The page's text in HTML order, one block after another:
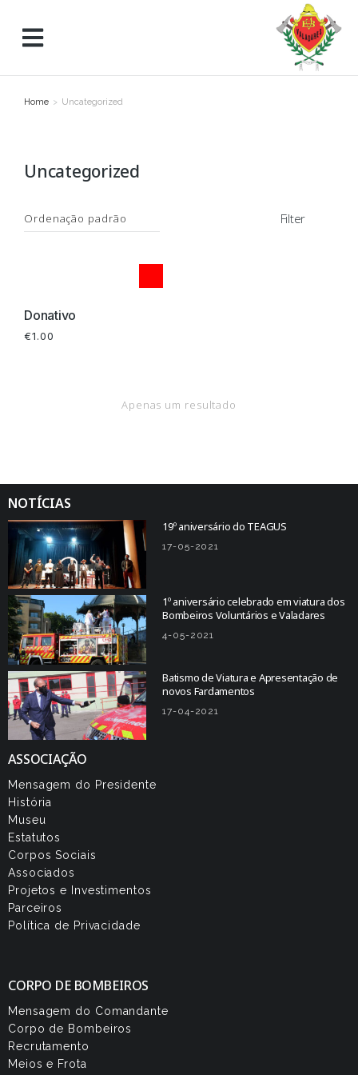
You are here:
Home Uncategorized
Uncategorized
Filter
Donativo
€1.00
Apenas um resultado
NOTÍCIAS
19º aniversário do TEAGUS
17-05-2021
1º aniversário celebrado em viatura dos
Bombeiros Voluntários e Valadares
4-05-2021
Batismo de Viatura e Apresentação de
novos Fardamentos
17-04-2021
ASSOCIAÇÃO
Mensagem do Presidente
História
Museu
Estatutos
Corpos Sociais
Associados
Projetos e Investimentos
Parceiros
Política de Privacidade
CORPO DE BOMBEIROS
Mensagem do Comandante
Corpo de Bombeiros
Recrutamento
Meios e Frota